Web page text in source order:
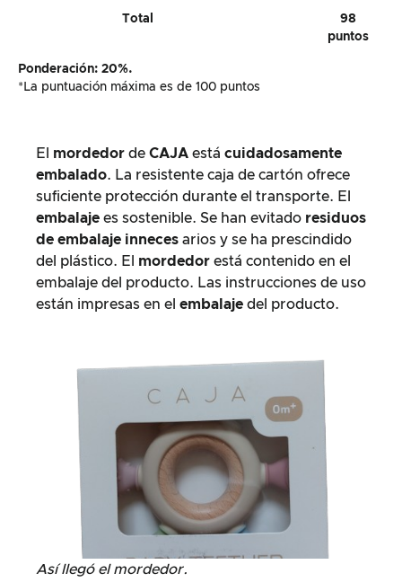
Total
98
puntos
Ponderación: 20%.
*La puntuación máxima es de 100 puntos
El mordedor de CAJA está cuidadosamente
embalado. La resistente caja de cartón ofrece
suficiente protección durante el transporte. El
embalaje es sostenible. Se han evitado residuos
de embalaje inneces arios y se ha prescindido
del plástico. El mordedor está contenido en el
embalaje del producto. Las instrucciones de uso
están impresas en el embalaje del producto.
Así llegó el mordedor.